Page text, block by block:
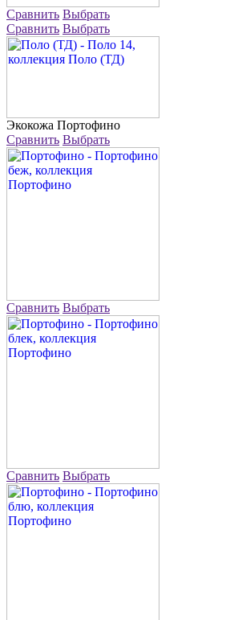
Сравнить Выбрать
Сравнить Выбрать
Экокожа Портофино
Сравнить Выбрать
Сравнить Выбрать
Сравнить Выбрать